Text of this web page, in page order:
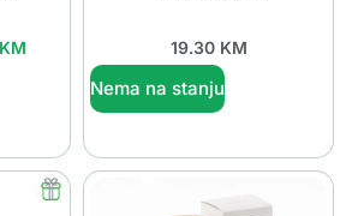
KM 19.30 KM
Nema na stanju